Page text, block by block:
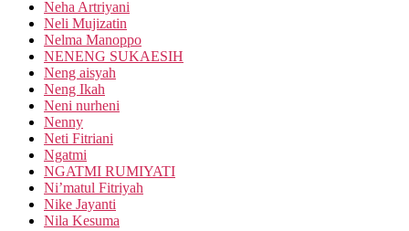
Neha Artriyani
Neli Mujizatin
Nelma Manoppo
NENENG SUKAESIH
Neng aisyah
Neng Ikah
Neni nurheni
Nenny
Neti Fitriani
Ngatmi
NGATMI RUMIYATI
Ni’matul Fitriyah
Nike Jayanti
Nila Kesuma